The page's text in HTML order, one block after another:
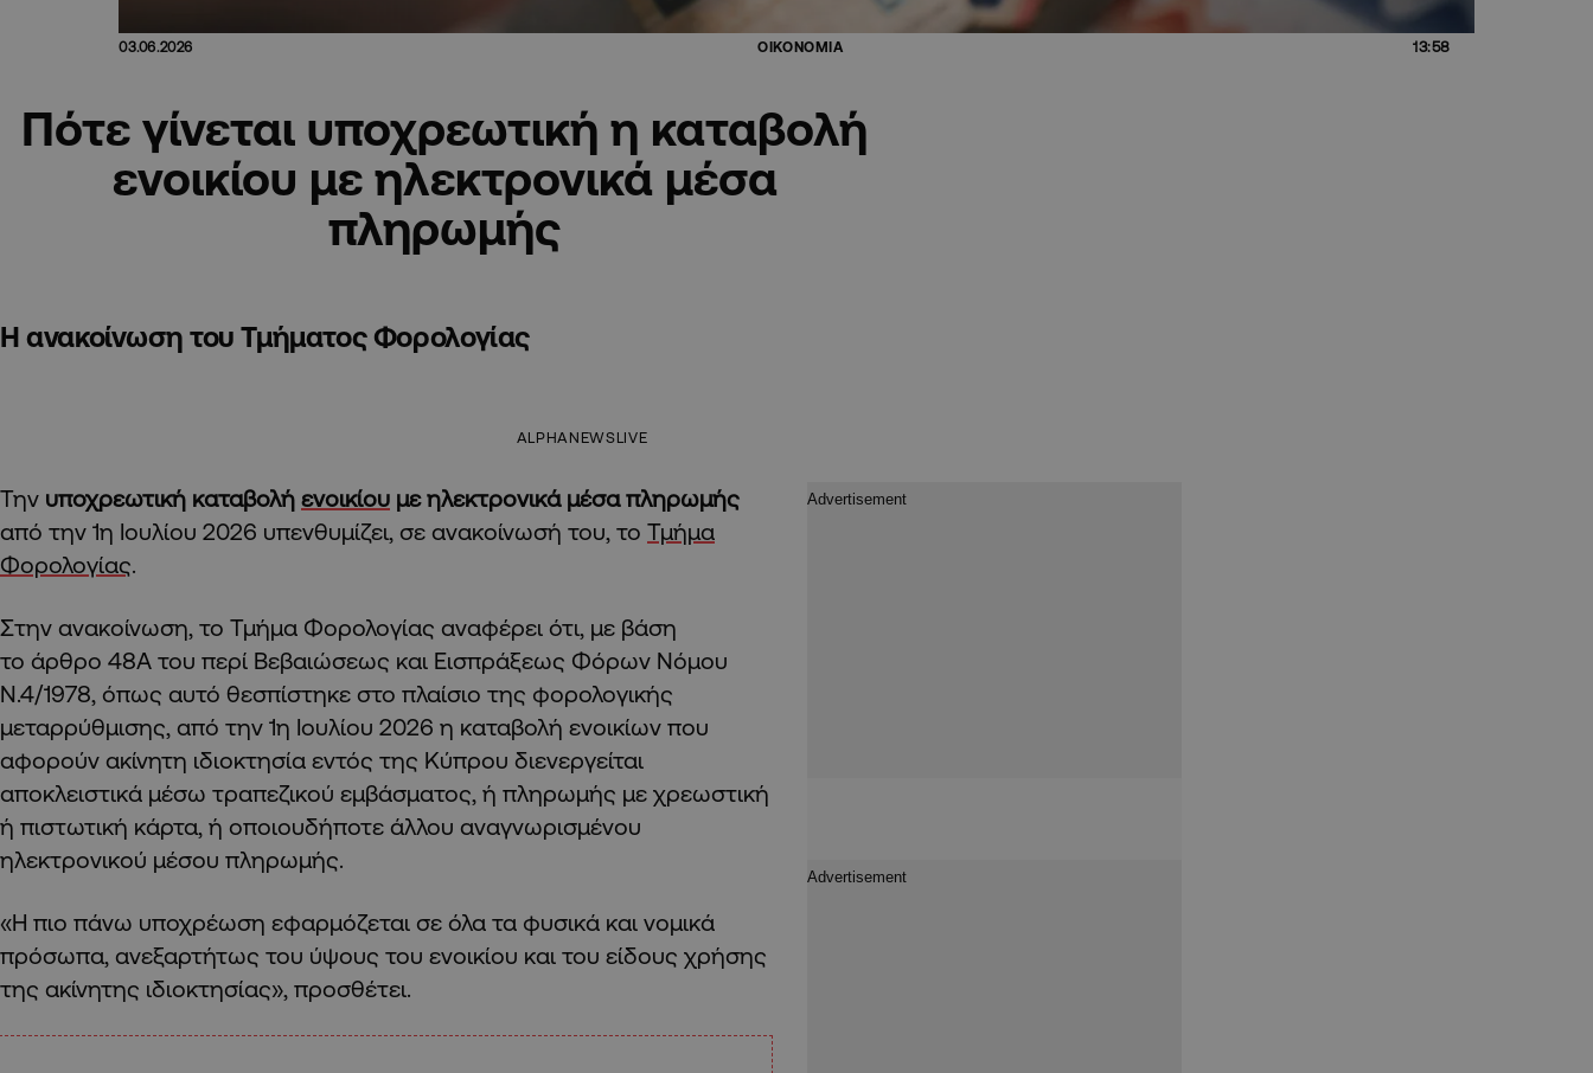
03.06.2026 ΟΙΚΟΝΟΜΙΑ 13:58
Πότε γίνεται υποχρεωτική η καταβολή
ενοικίου με ηλεκτρονικά μέσα
πληρωμής
Η ανακοίνωση του Τμήματος Φορολογίας
ALPHANEWSLIVE
Την υποχρεωτική καταβολή ενοικίου με ηλεκτρονικά μέσα πληρωμής
από την 1η Ιουλίου 2026 υπενθυμίζει, σε ανακοίνωσή του, το Τμήμα
Φορολογίας.
Στην ανακοίνωση, το Τμήμα Φορολογίας αναφέρει ότι, με βάση
το άρθρο 48Α του περί Βεβαιώσεως και Εισπράξεως Φόρων Νόμου
Ν.4/1978, όπως αυτό θεσπίστηκε στο πλαίσιο της φορολογικής
μεταρρύθμισης, από την 1η Ιουλίου 2026 η καταβολή ενοικίων που
αφορούν ακίνητη ιδιοκτησία εντός της Κύπρου διενεργείται
αποκλειστικά μέσω τραπεζικού εμβάσματος, ή πληρωμής με χρεωστική
ή πιστωτική κάρτα, ή οποιουδήποτε άλλου αναγνωρισμένου
ηλεκτρονικού μέσου πληρωμής.
«Η πιο πάνω υποχρέωση εφαρμόζεται σε όλα τα φυσικά και νομικά
πρόσωπα, ανεξαρτήτως του ύψους του ενοικίου και του είδους χρήσης
της ακίνητης ιδιοκτησίας», προσθέτει.